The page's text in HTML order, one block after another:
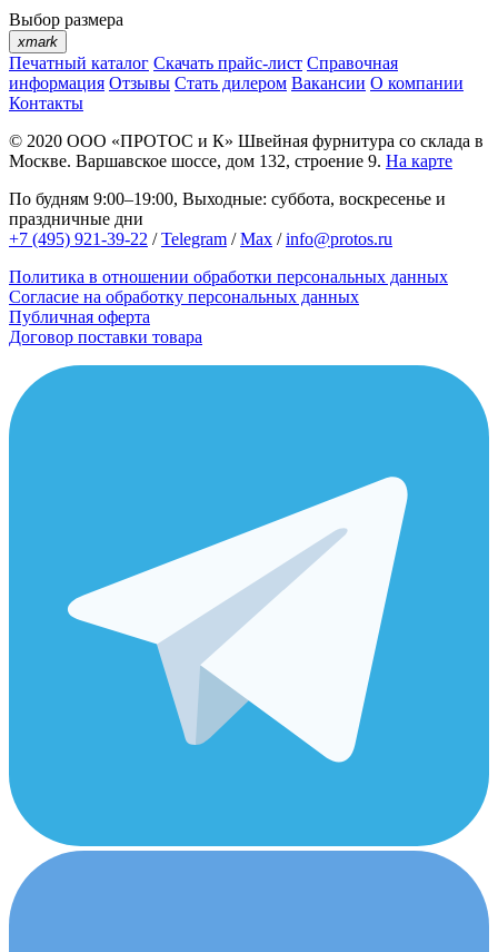
Выбор размера
xmark
Печатный каталог Скачать прайс-лист Справочная
информация Отзывы Стать дилером Вакансии О компании
Контакты
© 2020 ООО «ПРОТОС и К» Швейная фурнитура со склада в
Москве. Варшавское шоссе, дом 132, строение 9. На карте
По будням 9:00–19:00, Выходные: суббота, воскресенье и
праздничные дни
+7 (495) 921-39-22 /Telegram /Max /info@protos.ru
Политика в отношении обработки персональных данных
Согласие на обработку персональных данных
Публичная оферта
Договор поставки товара